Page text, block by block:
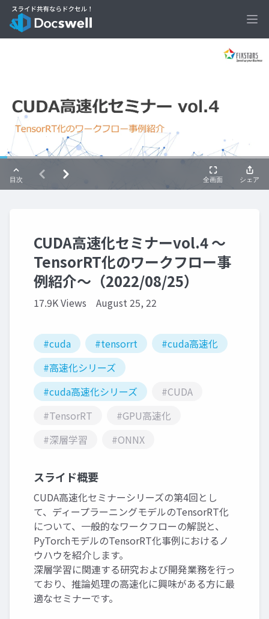
CUDA高速化セミナーvol.4 ～
TensorRT化のワークフロー事
例紹介～（2022/08/25）
17.9K Views August 25, 22
#cuda #tensorrt
#cuda高速化
#高速化シリーズ
#cuda高速化シリーズ
#CUDA
#TensorRT
#GPU高速化
#深層学習
#ONNX
スライド概要
CUDA高速化セミナーシリーズの第4回とし
て、ディープラーニングモデルのTensorRT化
について、一般的なワークフローの解説と、
PyTorchモデルのTensorRT化事例におけるノ
ウハウを紹介します。
深層学習に関連する研究および開発業務を行っ
ており、推論処理の高速化に興味がある方に最
適なセミナーです。